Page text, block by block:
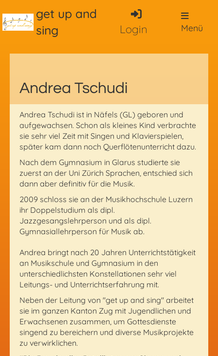
get up and
sing
Login Menü
Andrea Tschudi
Andrea Tschudi ist in Näfels (GL) geboren und
aufgewachsen. Schon als kleines Kind verbrachte
sie sehr viel Zeit mit Singen und Klavierspielen,
später kam dann noch Querflötenunterricht dazu.
Nach dem Gymnasium in Glarus studierte sie
zuerst an der Uni Zürich Sprachen, entschied sich
dann aber definitiv für die Musik.
2009 schloss sie an der Musikhochschule Luzern
ihr Doppelstudium als dipl.
Jazzgesangslehrperson und als dipl.
Gymnasiallehrperson für Musik ab.
Andrea bringt nach 20 Jahren Unterrichtstätigkeit
an Musikschule und Gymnasium in den
unterschiedlichsten Konstellationen sehr viel
Leitungs- und Unterrichtserfahrung mit.
Neben der Leitung von "get up and sing" arbeitet
sie im ganzen Kanton Zug mit Jugendlichen und
Erwachsenen zusammen, um Gottesdienste
singend zu bereichern und diverse Musikprojekte
zu verwirklichen.